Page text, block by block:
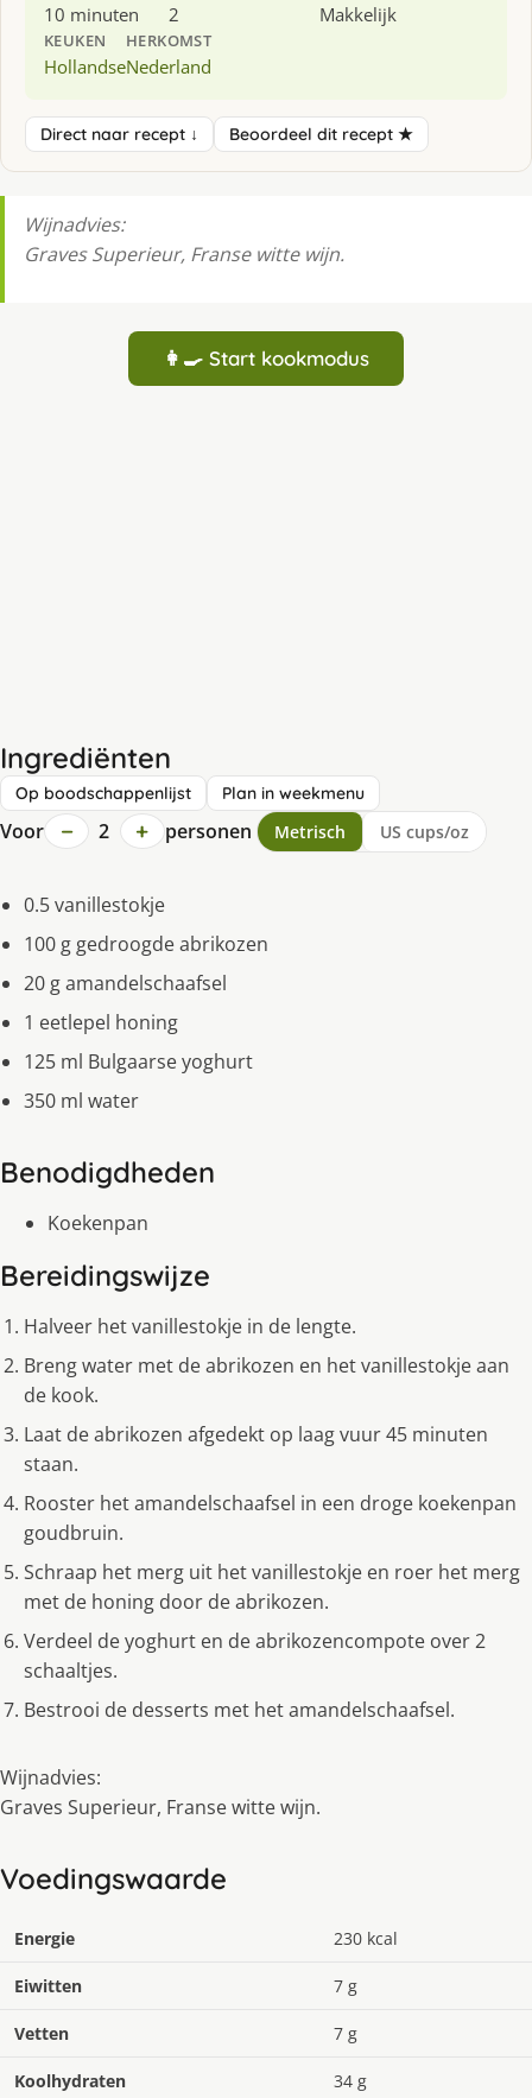
10 minuten 2 Makkelijk
KEUKEN
Hollandse
HERKOMST
Nederland
Direct naar recept ↓ Beoordeel dit recept ★
Wijnadvies:
Graves Superieur, Franse witte wijn.
👩‍🍳 Start kookmodus
Ingrediënten
Op boodschappenlijst Plan in weekmenu
Voor − 2 + personen Metrisch US cups/oz
0.5 vanillestokje
100 g gedroogde abrikozen
20 g amandelschaafsel
1 eetlepel honing
125 ml Bulgaarse yoghurt
350 ml water
Benodigdheden
Koekenpan
Bereidingswijze
Halveer het vanillestokje in de lengte.
Breng water met de abrikozen en het vanillestokje aan
de kook.
Laat de abrikozen afgedekt op laag vuur 45 minuten
staan.
Rooster het amandelschaafsel in een droge koekenpan
goudbruin.
Schraap het merg uit het vanillestokje en roer het merg
met de honing door de abrikozen.
Verdeel de yoghurt en de abrikozencompote over 2
schaaltjes.
Bestrooi de desserts met het amandelschaafsel.
Wijnadvies:
Graves Superieur, Franse witte wijn.
Voedingswaarde
Energie 230 kcal
Eiwitten 7 g
Vetten 7 g
Koolhydraten 34 g